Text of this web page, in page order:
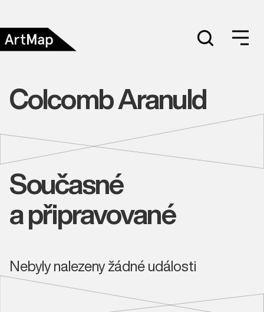
Colcomb Aranuld
Současné
a připravované
Nebyly nalezeny žádné události